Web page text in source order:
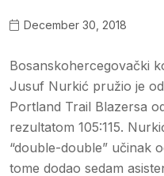
December 30, 2018
Bosanskohercegovački
Jusuf Nurkić pružio je
Portland Trail Blazersa
rezultatom 105:115.
“double-double” učinak
tome dodao sedam